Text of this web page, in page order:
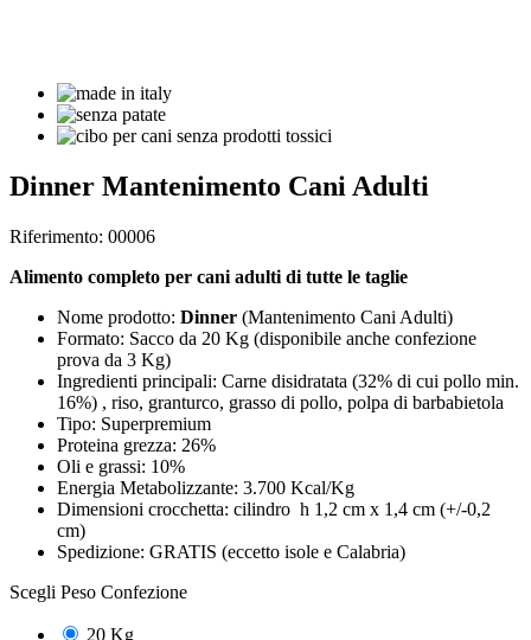
Dinner Mantenimento Cani Adulti
Riferimento: 00006
Alimento completo per cani adulti di tutte le taglie
Nome prodotto: Dinner (Mantenimento Cani Adulti)
Formato: Sacco da 20 Kg (disponibile anche confezione
prova da 3 Kg)
Ingredienti principali: Carne disidratata (32% di cui pollo min.
16%) , riso, granturco, grasso di pollo, polpa di barbabietola
Tipo: Superpremium
Proteina grezza: 26%
Oli e grassi: 10%
Energia Metabolizzante: 3.700 Kcal/Kg
Dimensioni crocchetta: cilindro h 1,2 cm x 1,4 cm (+/-0,2
cm)
Spedizione: GRATIS (eccetto isole e Calabria)
Scegli Peso Confezione
20 Kg